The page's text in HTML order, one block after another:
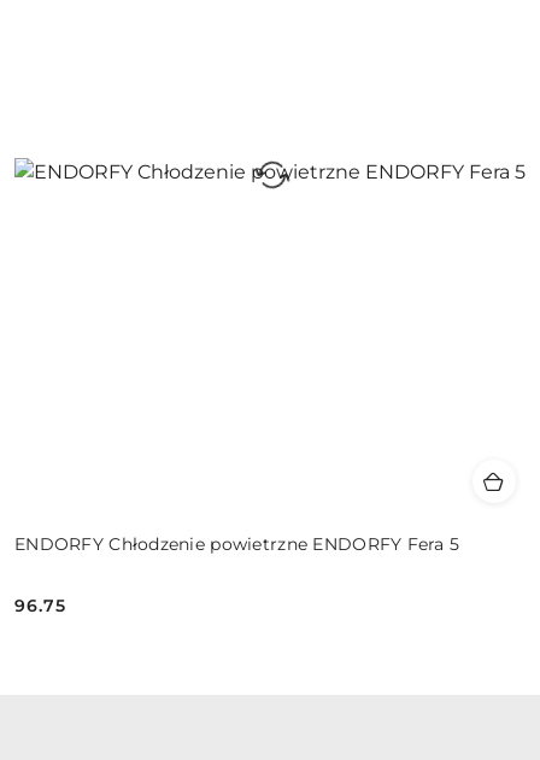
ENDORFY Chłodzenie powietrzne ENDORFY Fera 5
Cena:
96.75